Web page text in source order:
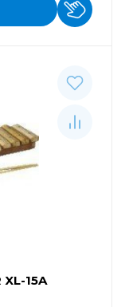
15A